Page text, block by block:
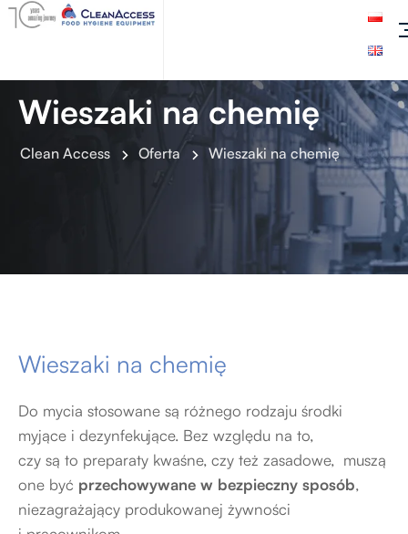
Wieszaki na chemię
Clean Access Oferta Wieszaki na chemię
Wieszaki na chemię
Do mycia stosowane są różnego rodzaju środki
myjące i dezynfekujące. Bez względu na to,
czy są to preparaty kwaśne, czy też zasadowe, muszą
one być przechowywane w bezpieczny sposób,
niezagrażający produkowanej żywności